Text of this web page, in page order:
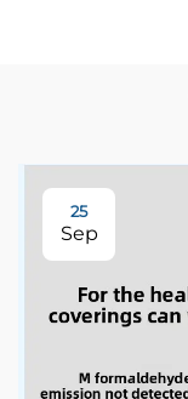
25
Sep